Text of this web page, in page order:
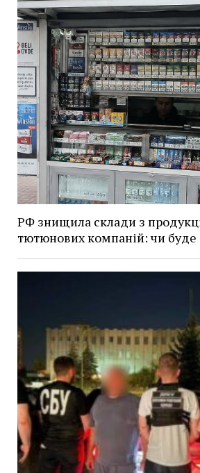
РФ знищила склади з
тютюнових компаній: чи буде